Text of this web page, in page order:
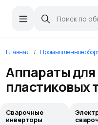
Главная Промышленное
Аппараты для
пластиковых
Сварочные
инверторы